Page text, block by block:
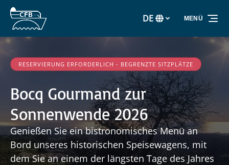
Zur Primärnavigation springen
Zum Inhalt springen
Zur Fußzeile springen
Wählen
Sie
Sprache
DE MENÜ
RESERVIERUNG ERFORDERLICH - BEGRENZTE SITZPLÄTZE
Bocq Gourmand zur
Sonnenwende 2026
Genießen Sie ein bistronomisches Menü an
Bord unseres historischen Speisewagens, mit
dem Sie an einem der längsten Tage des Jahres